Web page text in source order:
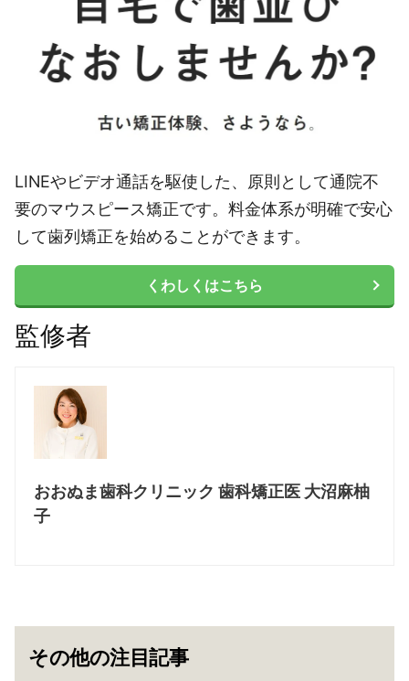
LINEやビデオ通話を駆使した、原則として通院不
要のマウスピース矯正です。料金体系が明確で安心
して歯列矯正を始めることができます。
くわしくはこちら
監修者
おおぬま歯科クリニック 歯科矯正医 大沼麻柚
子
その他の注目記事